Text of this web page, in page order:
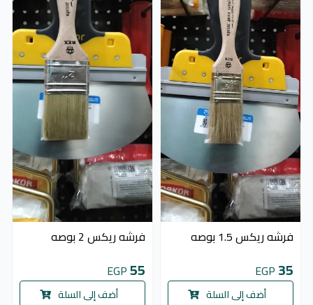
فرشه ريكس 1.5 بوصه
35
EGP
أضف إلى السلة
فرشه ريكس 2 بوصه
55
EGP
أضف إلى السلة